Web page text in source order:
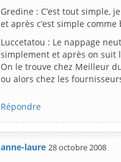
Gredine : C’est tout simple,
et après c’est simple comme
Luccetatou : Le nappage
simplement et après on suit
On le trouve chez Meilleur
ou alors chez les
Répondre
anne-laure 28 octobre 2008